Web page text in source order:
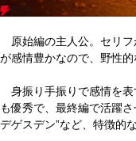
原始編の主人公。セリフ
が感情豊かなので、野性的
身振り手振りで感情を表
も優秀で、最終編で活躍
デゲスデン”など、特徴的